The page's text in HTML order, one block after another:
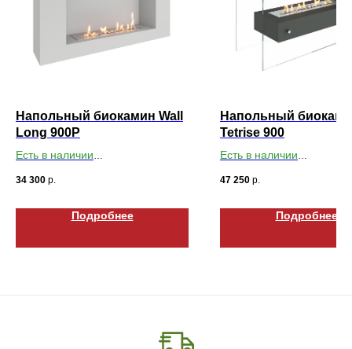
Напольный биокамин Wall
Long 900P
Есть в наличии
34 300 р.
Подробнее
Напольный
Tetrise 900
Есть в наличии
47 250 р.
Подробнее